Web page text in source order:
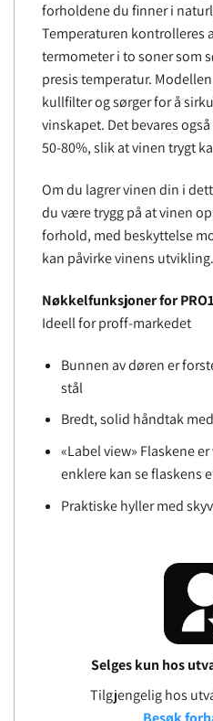
forholdene du finner i
Temperaturen kontrolleres
termometer i to soner som
presis temperatur.
kullfilter og sørger for å
vinskapet. Det bevares
50-80%, slik at vinen trygt
Om du lagrer vinen din i
du være trygg på at vinen
forhold, med beskyttelse
kan påvirke vinens utvikling.
Nøkkelfunksjoner for
Ideell for proff-markedet
Bunnen av døren er
stål
Bredt, solid håndtak
«Label view» Flaskene
enklere kan se flaskens
Praktiske hyller med
Selges kun hos
Tilgjengelig hos